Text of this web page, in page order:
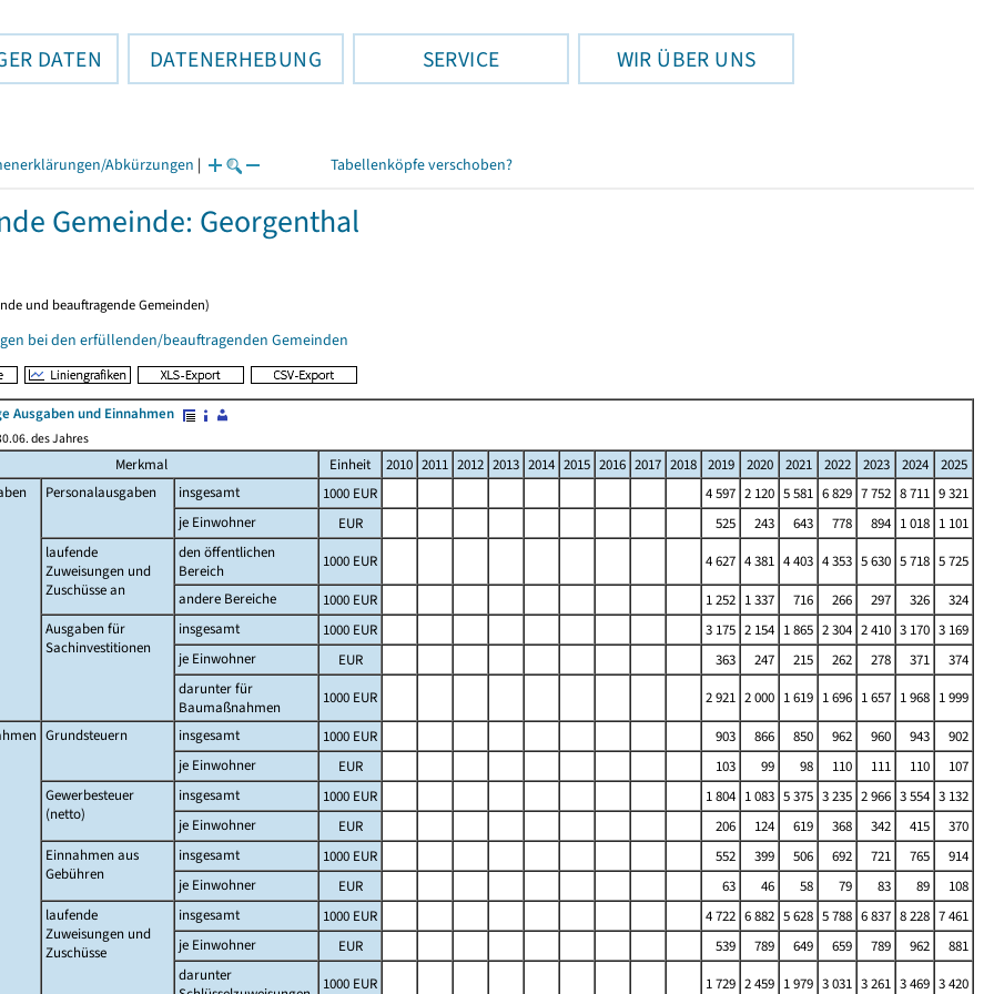
DATEN DATENERHEBUNG SERVICE WIR ÜBER UNS
Abkürzungen | Tabellenköpfe verschoben?
Gemeinde: Georgenthal
und beauftragende Gemeinden)
bei den erfüllenden/beauftragenden Gemeinden
Ausgaben und Einnahmen
des Jahres
Merkmal Einheit 2010 2011 2012 2013 2014 2015 2016 2017 2018 2019 2020 2021 2022 2023 2024
2025
Personalausgaben insgesamt 1000 EUR 4 597 2 120 5 581 6 829 7 752 8 711 9 321
je Einwohner
EUR 525 243 643 778 894 1 018 1 101
laufende
Zuweisungen und
Zuschüsse an
den öffentlichen
Bereich
1000 EUR 4 627 4 381 4 403 4 353 5 630 5 718 5 725
andere Bereiche
1000 EUR 1 252 1 337 716 266 297 326
324
Ausgaben für
Sachinvestitionen
insgesamt 1000 EUR 3 175 2 154 1 865 2 304 2 410 3 170 3 169
je Einwohner
EUR 363 247 215 262 278 371
374
darunter für
Baumaßnahmen
1000 EUR 2 921 2 000 1 619 1 696 1 657 1 968 1 999
Grundsteuern insgesamt 1000 EUR 903 866 850 962 960 943
902
je Einwohner
EUR 103 99 98 110 111 110
107
Gewerbesteuer
(netto)
insgesamt 1000 EUR 1 804 1 083 5 375 3 235 2 966 3 554 3 132
je Einwohner
EUR 206 124 619 368 342 415
370
Einnahmen aus
Gebühren
insgesamt 1000 EUR 552 399 506 692 721 765
914
je Einwohner
EUR 63 46 58 79 83 89
108
laufende
Zuweisungen und
Zuschüsse
insgesamt 1000 EUR 4 722 6 882 5 628 5 788 6 837 8 228 7 461
je Einwohner
EUR 539 789 649 659 789 962
881
darunter
1000 EUR 1 729 2 459 1 979 3 031 3 261 3 469 3 420